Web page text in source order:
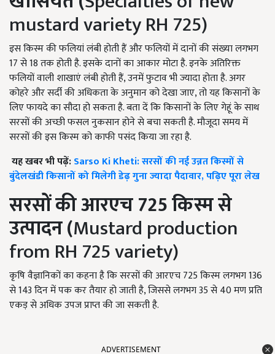
mustard variety RH 725)
इस किस्म की फलियां लंबी होती हैं और फलियों में दानों की संख्या लगभग
17से18तक होती है. इसके दानों का आकार मोटा है. इनके अतिरिक्त
फलियों वाली शाखाएं लंबी होती हैं,उनमें फुटाव भी ज्यादा होता है. अगर
कोहरे और सर्दी की अधिकता के अनुमान को देखा जाए,तो यह किसानों के
लिए फायदे का सौदा हो सकता है. बता दें कि किसानों के लिए गेहूं के साथ
सरसों की अच्‍छी फसल नुकसान होने से बचा सकती है. मौजूदा समय में
सरसों की इस किस्म को काफी पसंद किया जा रहा है.
यह खबर भी पढ़ें:Sarso Ki Kheti: सरसों की नई उन्नत किस्मों से
बुंदेलखंडी किसानों को मिलेगी डेढ़ गुना ज्यादा पैदावार, पढ़िए पूरा लेख
सरसों की आरएच725किस्म से
उत्पादन (Mustard production
from RH 725 variety)
कृषि वैज्ञानिकों का कहना है कि सरसों की आरएच 725किस्म लगभग136
से143दिन में पक कर तैयार हो जाती है,जिससे लगभग35से40मण प्रति
एकड़ से अधिक उपज प्राप्त की जा सकती है.
ADVERTISEMENT